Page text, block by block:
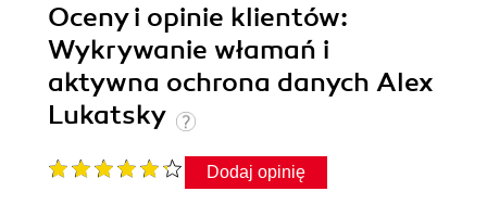
Oceny i opinie klientów:
Wykrywanie włamań i
aktywna ochrona danych Alex
Lukatsky
Dodaj opinię